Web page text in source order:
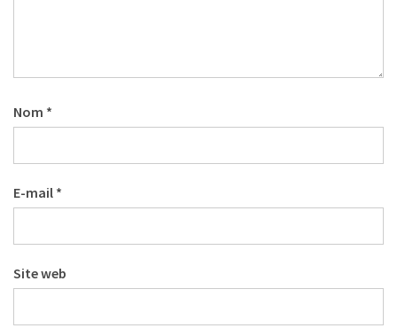
Nom *
E-mail *
Site web